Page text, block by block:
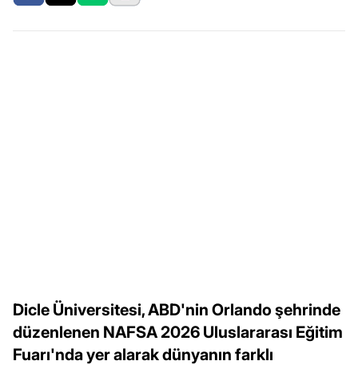
Dicle Üniversitesi, ABD'nin Orlando şehrinde
düzenlenen NAFSA 2026 Uluslararası Eğitim
Fuarı'nda yer alarak dünyanın farklı